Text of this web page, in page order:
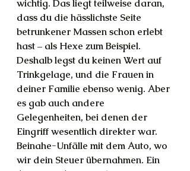
wichtig. Das liegt teilweise daran,
dass du die hässlichste Seite
betrunkener Massen schon erlebt
hast – als Hexe zum Beispiel.
Deshalb legst du keinen Wert auf
Trinkgelage, und die Frauen in
deiner Familie ebenso wenig. Aber
es gab auch andere
Gelegenheiten, bei denen der
Eingriff wesentlich direkter war.
Beinahe-Unfälle mit dem Auto, wo
wir dein Steuer übernahmen. Ein